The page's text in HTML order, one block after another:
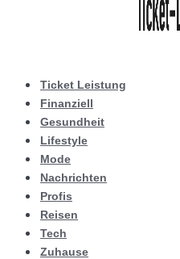
Ticket Leistung
Finanziell
Gesundheit
Lifestyle
Mode
Nachrichten
Profis
Reisen
Tech
Zuhause